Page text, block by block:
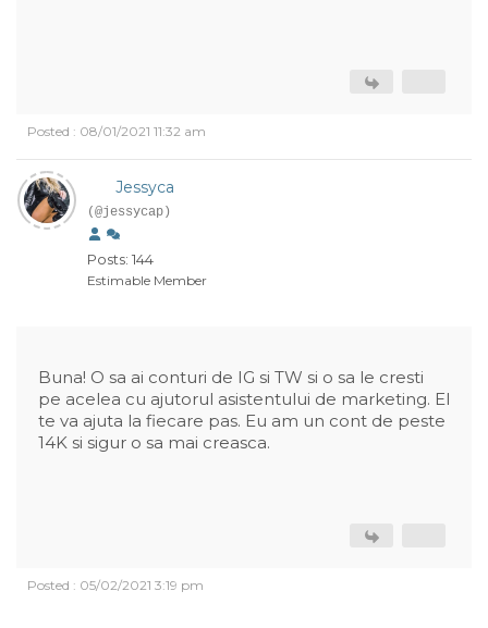
Posted : 08/01/2021 11:32 am
Jessyca
(@jessycap)
Posts: 144
Estimable Member
Buna! O sa ai conturi de IG si TW si o sa le cresti
pe acelea cu ajutorul asistentului de marketing. El
te va ajuta la fiecare pas. Eu am un cont de peste
14K si sigur o sa mai creasca.
Posted : 05/02/2021 3:19 pm